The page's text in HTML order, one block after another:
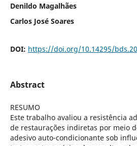
Denildo Magalhães
Carlos José Soares
DOI: https://doi.org/10.14295/
Abstract
RESUMO
Este trabalho avaliou a resistência
de restaurações indiretas por meio
adesivo auto-condicionante sob